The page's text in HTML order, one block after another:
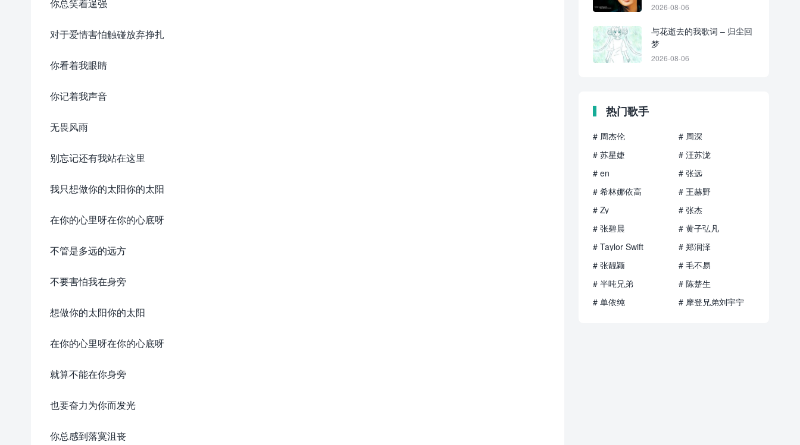
你总笑着逞强
对于爱情害怕触碰放弃挣扎
你看着我眼睛
你记着我声音
无畏风雨
别忘记还有我站在这里
我只想做你的太阳你的太阳
在你的心里呀在你的心底呀
不管是多远的远方
不要害怕我在身旁
想做你的太阳你的太阳
在你的心里呀在你的心底呀
就算不能在你身旁
也要奋力为你而发光
你总感到落寞沮丧
2026-08-06
与花逝去的我歌词 – 归尘回
梦
2026-08-06
热门歌手
# 周杰伦
# 周深
# 苏星婕
# 汪苏泷
# en
# 张远
# 希林娜依高
# 王赫野
# Zy
# 张杰
# 张碧晨
# 黄子弘凡
# Taylor Swift
# 郑润泽
# 张靓颖
# 毛不易
# 半吨兄弟
# 陈楚生
# 单依纯
# 摩登兄弟刘宇宁